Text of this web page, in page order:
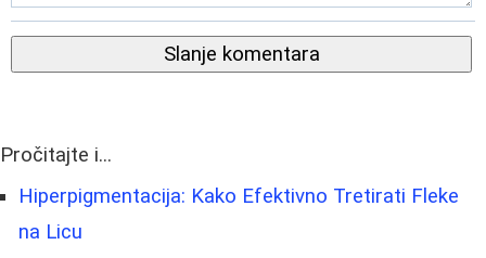
Slanje komentara
Pročitajte i...
Hiperpigmentacija: Kako Efektivno Tretirati Fleke
na Licu